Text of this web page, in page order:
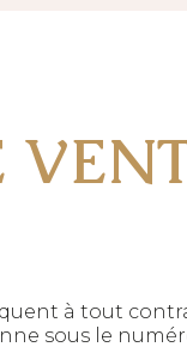
à tout
sous le numéro